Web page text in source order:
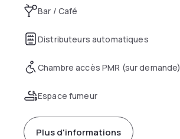
Bar / Café
Distributeurs automatiques
Chambre accès PMR (sur demande)
Espace fumeur
Plus d'informations